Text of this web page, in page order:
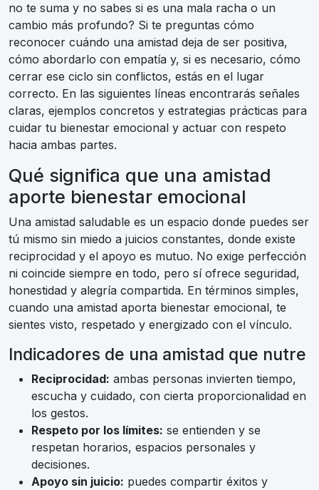
no te suma y no sabes si es una mala racha o un
cambio más profundo? Si te preguntas cómo
reconocer cuándo una amistad deja de ser positiva,
cómo abordarlo con empatía y, si es necesario, cómo
cerrar ese ciclo sin conflictos, estás en el lugar
correcto. En las siguientes líneas encontrarás señales
claras, ejemplos concretos y estrategias prácticas para
cuidar tu bienestar emocional y actuar con respeto
hacia ambas partes.
Qué significa que una amistad
aporte bienestar emocional
Una amistad saludable es un espacio donde puedes ser
tú mismo sin miedo a juicios constantes, donde existe
reciprocidad y el apoyo es mutuo. No exige perfección
ni coincide siempre en todo, pero sí ofrece seguridad,
honestidad y alegría compartida. En términos simples,
cuando una amistad aporta bienestar emocional, te
sientes visto, respetado y energizado con el vínculo.
Indicadores de una amistad que nutre
Reciprocidad: ambas personas invierten tiempo,
escucha y cuidado, con cierta proporcionalidad en
los gestos.
Respeto por los límites: se entienden y se
respetan horarios, espacios personales y
decisiones.
Apoyo sin juicio: puedes compartir éxitos y